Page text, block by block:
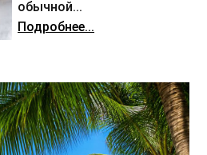
обычной...
Подробнее...